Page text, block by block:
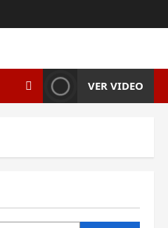
VER VIDEO